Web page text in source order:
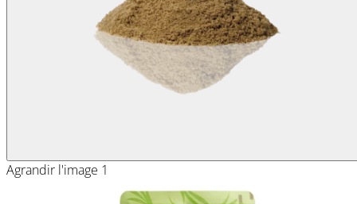
Agrandir l'image 1